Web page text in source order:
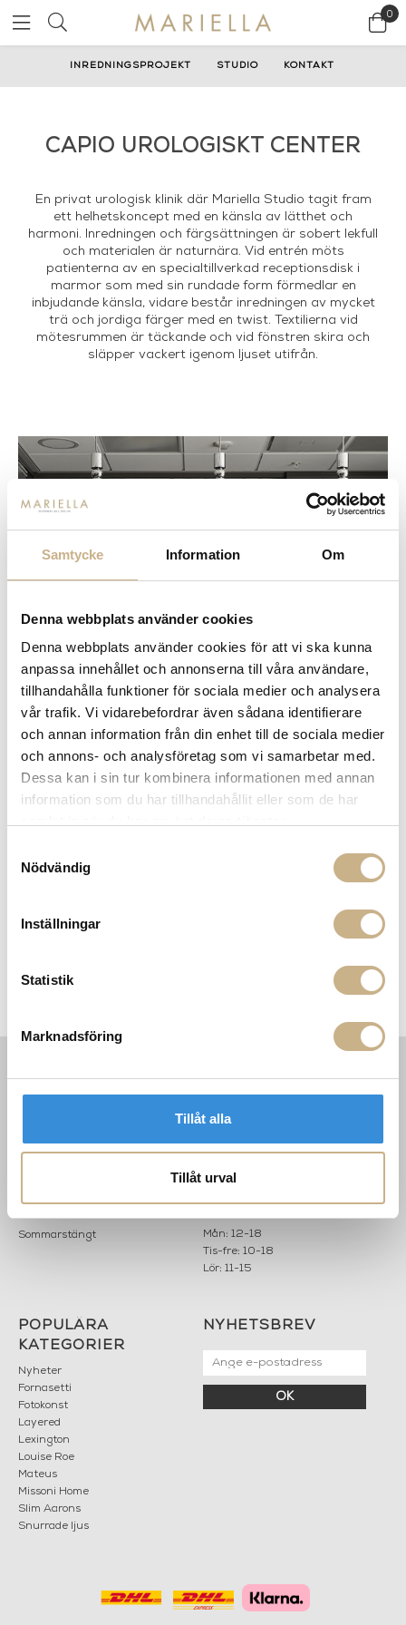
Samtycke Information Om
Denna webbplats använder cookies
Denna webbplats använder cookies för att vi ska kunna
anpassa innehållet och annonserna till våra användare,
tillhandahålla funktioner för sociala medier och analysera
vår trafik. Vi vidarebefordrar även sådana identifierare
och annan information från din enhet till de sociala medier
och annons- och analysföretag som vi samarbetar med.
Dessa kan i sin tur kombinera informationen med annan
information som du har tillhandahållit eller som de har
Nödvändig
Inställningar
Statistik
Marknadsföring
Tillåt alla
Tillåt urval
0
INREDNINGSPROJEKT STUDIO KONTAKT
CAPIO UROLOGISKT CENTER
En privat urologisk klinik där Mariella Studio tagit fram
ett helhetskoncept med en känsla av lätthet och
harmoni. Inredningen och färgsättningen är sobert lekfull
och materialen är naturnära. Vid entrén möts
patienterna av en specialtillverkad receptionsdisk i
marmor som med sin rundade form förmedlar en
inbjudande känsla, vidare består inredningen av mycket
trä och jordiga färger med en twist. Textilierna vid
mötesrummen är täckande och vid fönstren skira och
släpper vackert igenom ljuset utifrån.
INFORMATION
Kontakta oss
Sommarstängt
KONTAKT
MARIELLA INTERIORS
503 30 BORÅS
033 10 75 76
info@mariellastore.se
Mån: 12-18
Tis-fre: 10-18
Lör: 11-15
POPULÄRA
KATEGORIER
Nyheter
Fornasetti
Fotokonst
Layered
Lexington
Louise Roe
Mateus
Missoni Home
Slim Aarons
Snurrade ljus
NYHETSBREV
OK